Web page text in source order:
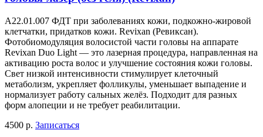
А22.01.007 ФДТ при заболеваниях кожи, подкожно-жировой
клетчатки, придатков кожи. Revixan (Ревиксан).
Фотобиомодуляция волосистой части головы на аппарате
Revixan Duo Light — это лазерная процедура, направленная на
активацию роста волос и улучшение состояния кожи головы.
Свет низкой интенсивности стимулирует клеточный
метаболизм, укрепляет фолликулы, уменьшает выпадение и
нормализует работу сальных желёз. Подходит для разных
форм алопеции и не требует реабилитации.
4500 р. Записаться